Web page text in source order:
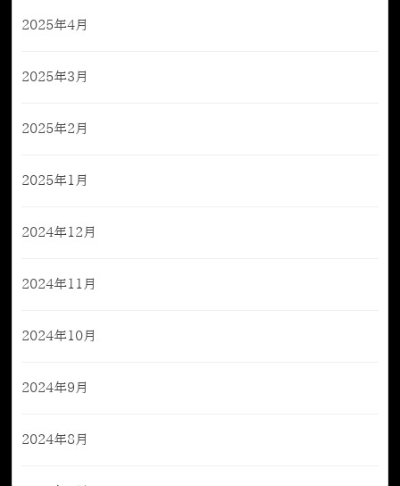
2025年4月
2025年3月
2025年2月
2025年1月
2024年12月
2024年11月
2024年10月
2024年9月
2024年8月